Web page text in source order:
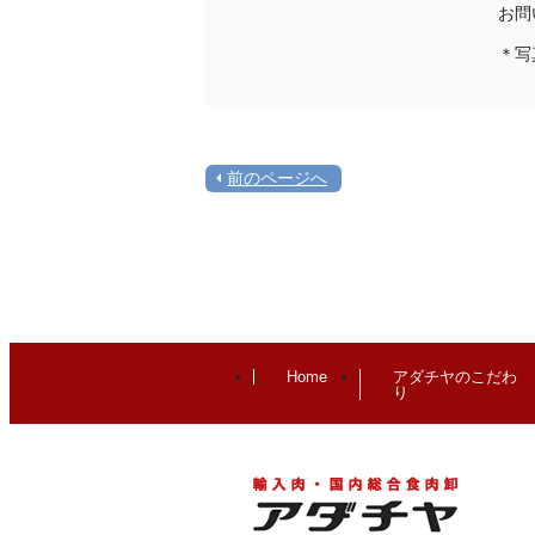
お
＊
前のページへ
Home
アダチヤのこだわ
り